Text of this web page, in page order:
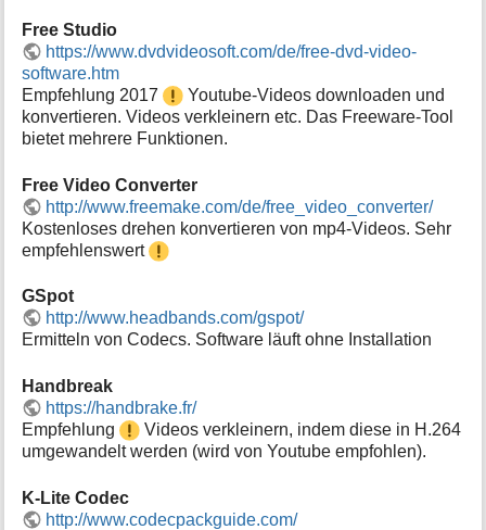
Free Studio
https://www.dvdvideosoft.com/de/free-dvd-video-
software.htm
Empfehlung 2017
Youtube-Videos downloaden und
konvertieren. Videos verkleinern etc. Das Freeware-Tool
bietet mehrere Funktionen.
Free Video Converter
http://www.freemake.com/de/free_video_converter/
Kostenloses drehen konvertieren von mp4-Videos. Sehr
empfehlenswert
GSpot
http://www.headbands.com/gspot/
Ermitteln von Codecs. Software läuft ohne Installation
Handbreak
https://handbrake.fr/
Empfehlung
Videos verkleinern, indem diese in H.264
umgewandelt werden (wird von Youtube empfohlen).
K-Lite Codec
http://www.codecpackguide.com/